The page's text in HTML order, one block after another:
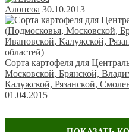
Алонсоа 30.10.2013
Сорта картофеля для
Московской, Брянской,
Калужской, Рязанской,
01.04.2015